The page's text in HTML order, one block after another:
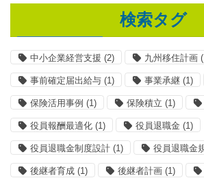
検索タグ
中小企業経営支援 (2) 九州移住計画
事前確定届出給与 (1) 事業承継 (1)
保険活用事例 (1) 保険積立 (1)
役員報酬最適化 (1) 役員退職金 (1)
役員退職金制度設計 (1) 役員退職金
後継者育成 (1) 後継者計画 (1)